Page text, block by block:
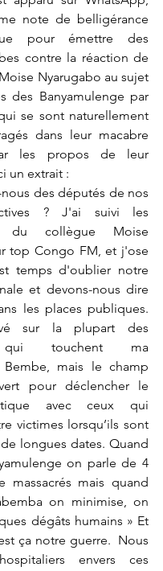
note de belligérance
pour émettre des
contre la réaction de
Nyarugabo au sujet
des Banyamulenge par
se sont naturellement
dans leur macabre
les propos de leur
un extrait :
des députés de nos
? J'ai suivi les
du collègue Moise
top Congo FM, et j'ose
temps d'oublier notre
et devons-nous dire
les places publiques.
sur la plupart des
qui touchent ma
Bembe, mais le champ
pour déclencher le
avec ceux qui
victimes lorsqu’ils sont
de longues dates. Quand
on parle de 4
massacrés mais quand
on minimise, on
dégâts humains » Et
ça notre guerre.  Nous
envers ces